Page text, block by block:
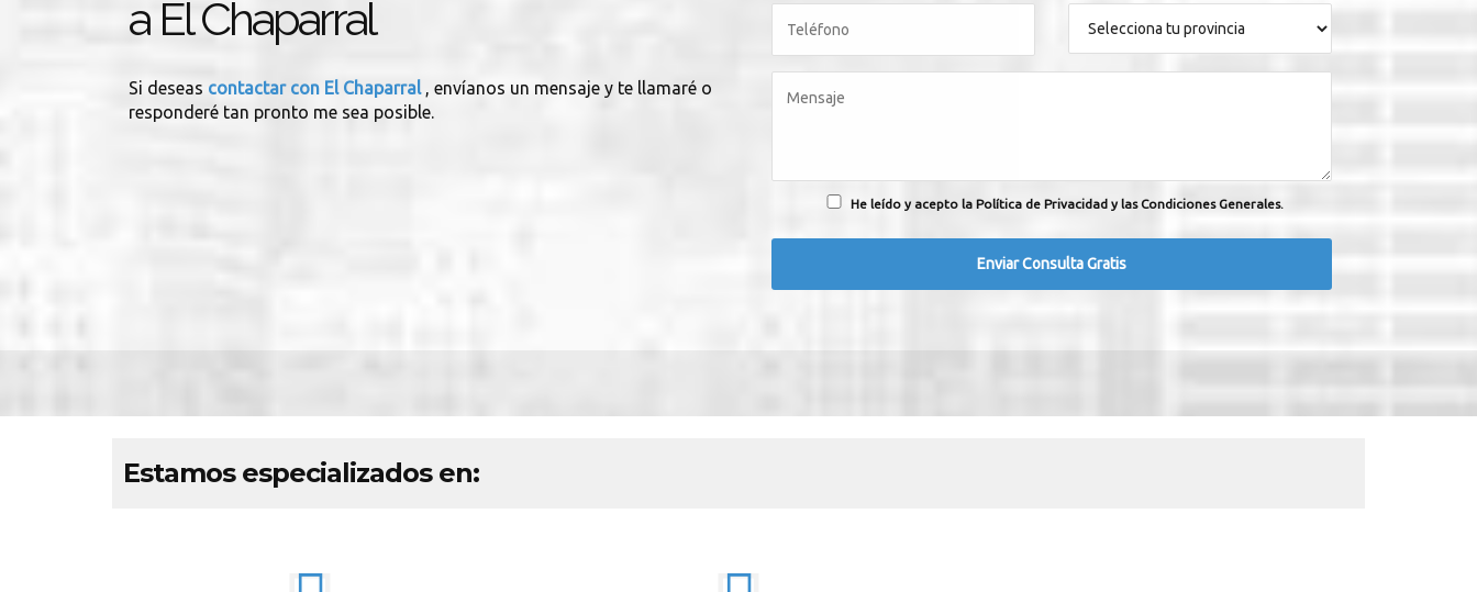
a El Chaparral
Si deseas contactar con El Chaparral , envíanos un mensaje y te llamaré o
responderé tan pronto me sea posible.
He leído y acepto la Política de Privacidad y las Condiciones Generales.
Estamos especializados en: